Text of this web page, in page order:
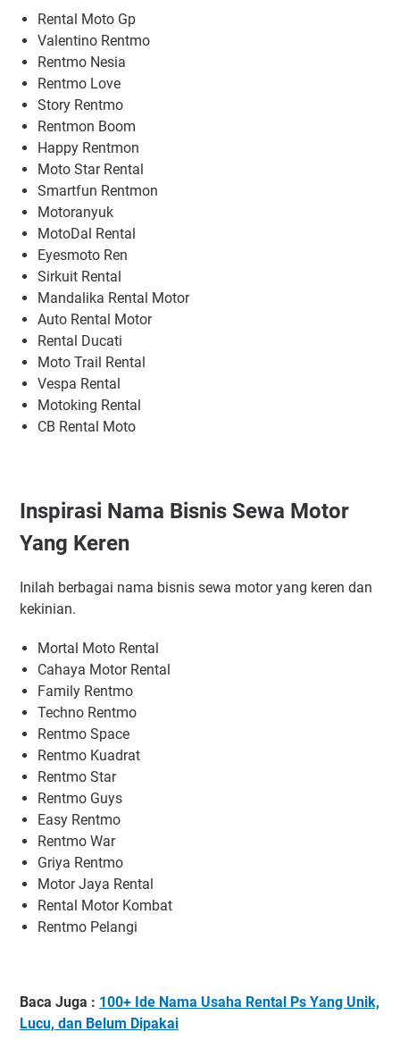
Rental Moto Gp
Valentino Rentmo
Rentmo Nesia
Rentmo Love
Story Rentmo
Rentmon Boom
Happy Rentmon
Moto Star Rental
Smartfun Rentmon
Motoranyuk
MotoDal Rental
Eyesmoto Ren
Sirkuit Rental
Mandalika Rental Motor
Auto Rental Motor
Rental Ducati
Moto Trail Rental
Vespa Rental
Motoking Rental
CB Rental Moto
Inspirasi Nama Bisnis Sewa Motor
Yang Keren
Inilah berbagai nama bisnis sewa motor yang keren dan
kekinian.
Mortal Moto Rental
Cahaya Motor Rental
Family Rentmo
Techno Rentmo
Rentmo Space
Rentmo Kuadrat
Rentmo Star
Rentmo Guys
Easy Rentmo
Rentmo War
Griya Rentmo
Motor Jaya Rental
Rental Motor Kombat
Rentmo Pelangi
Baca Juga : 100+ Ide Nama Usaha Rental Ps Yang Unik,
Lucu, dan Belum Dipakai